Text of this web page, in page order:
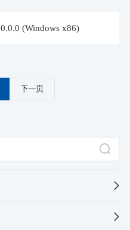
(Windows x86)
下一页